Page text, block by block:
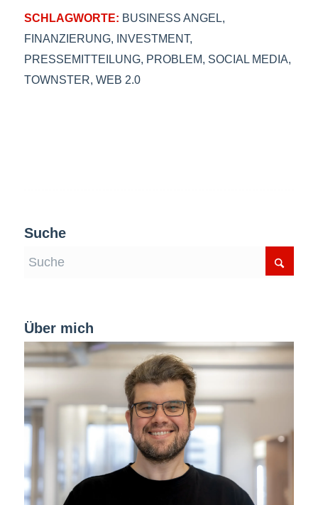
SCHLAGWORTE: BUSINESS ANGEL,
FINANZIERUNG, INVESTMENT,
PRESSEMITTEILUNG, PROBLEM, SOCIAL MEDIA,
TOWNSTER, WEB 2.0
Suche
Über mich